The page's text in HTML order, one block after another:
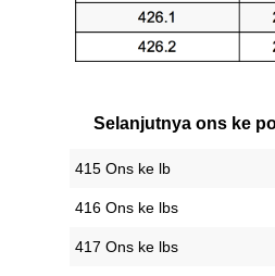
Selanjutnya ons ke
415 Ons ke lb
416 Ons ke lbs
417 Ons ke lbs